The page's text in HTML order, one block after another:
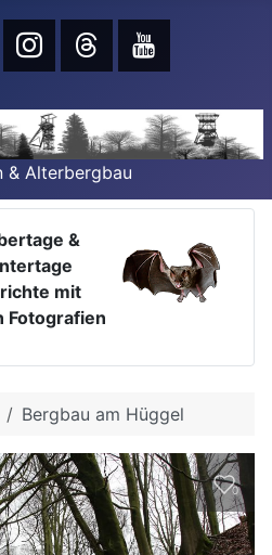
& Alterbergbau
&
mit
Fotografien
Bergbau am Hüggel
0